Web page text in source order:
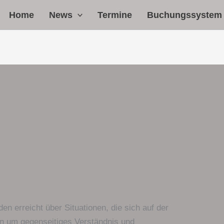
Home News Termine Buchungssystem
erreicht über Situationen, die sich auf der
um gegenseitiges Verständnis und